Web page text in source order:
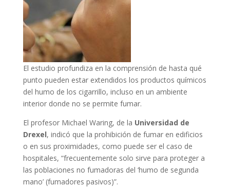
El estudio profundiza en la comprensión de hasta qué
punto pueden estar extendidos los productos químicos
del humo de los cigarrillo, incluso en un ambiente
interior donde no se permite fumar.
El profesor Michael Waring, de la Universidad de
Drexel, indicó que la prohibición de fumar en edificios
o en sus proximidades, como puede ser el caso de
hospitales, “frecuentemente solo sirve para proteger a
las poblaciones no fumadoras del ‘humo de segunda
mano’ (fumadores pasivos)”.